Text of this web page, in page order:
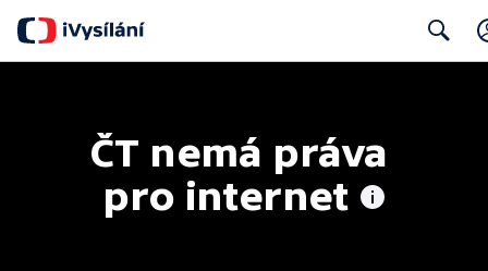
ČT nemá práva
pro internet